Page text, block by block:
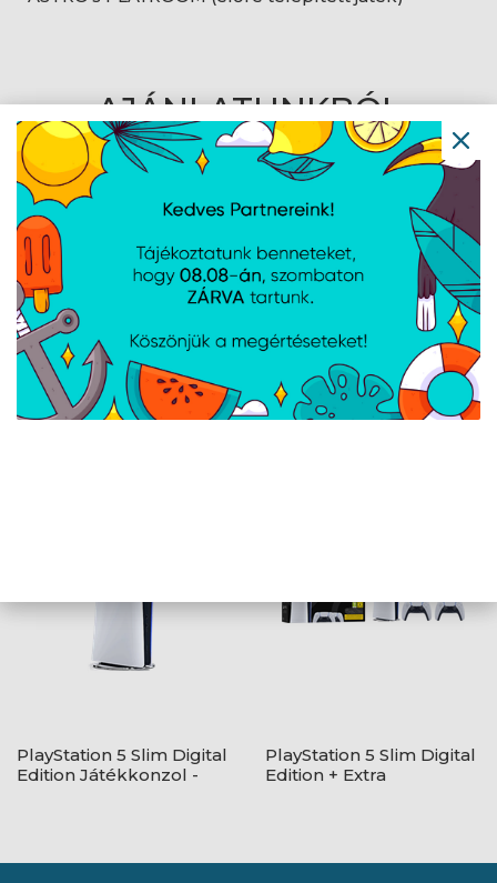
AJÁNLATUNKBÓL
PlayStation 5
PlayStation 5 Slim
PlayStation 5 Slim Digital
Edition Játékkonzol -
PlayStation 5 Slim Digital
Edition + Extra